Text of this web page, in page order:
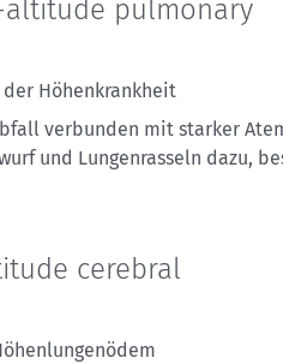
pulmonary
Höhenkrankheit
verbunden mit starker
und Lungenrasseln dazu,
cerebral